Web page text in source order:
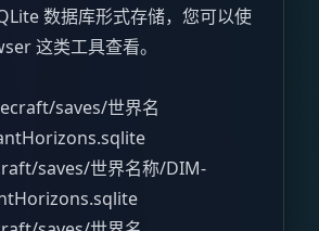
数据库形式存储，您可以使
这类工具查看。
saves/世界名
saves/世界名称/DIM-